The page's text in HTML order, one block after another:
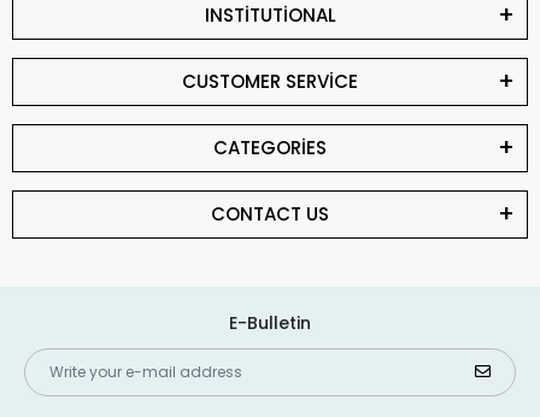
INSTİTUTİONAL
CUSTOMER SERVİCE
CATEGORİES
CONTACT US
E-Bulletin